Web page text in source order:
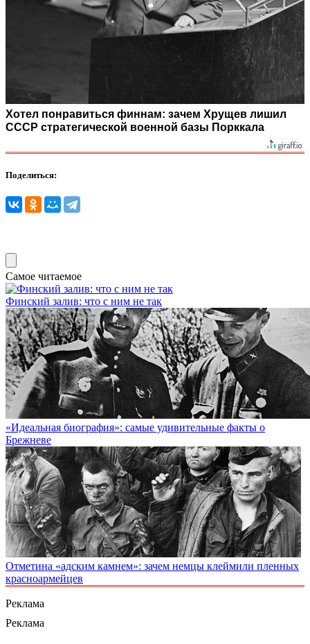
Хотел понравиться финнам: зачем Хрущев лишил
СССР стратегической военной базы Порккала
Поделиться:
Самое читаемое
Финcкий зaлив: что с ним не так
«Идеальная биография»: самые удивительные факты о
Брежневе
Отметина «адским камнем»: зачем немцы клеймили пленных
красноармейцев
Реклама
Реклама